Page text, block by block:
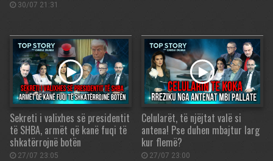
30/07 21:31
Sekreti i valixhes së presidentit
të SHBA, armët që kanë fuqi të
shkatërrojnë botën
27/07 23:05
Celularët, të njëjtat valë si
antena! Pse duhen mbajtur larg
kur flemë?
27/07 23:00